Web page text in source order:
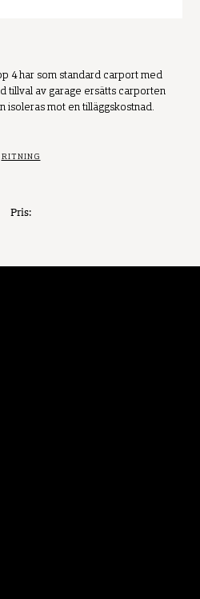
4 har som standard carport med
tillval av garage ersätts carporten
isoleras mot en tilläggskostnad.
RITNING
Pris: